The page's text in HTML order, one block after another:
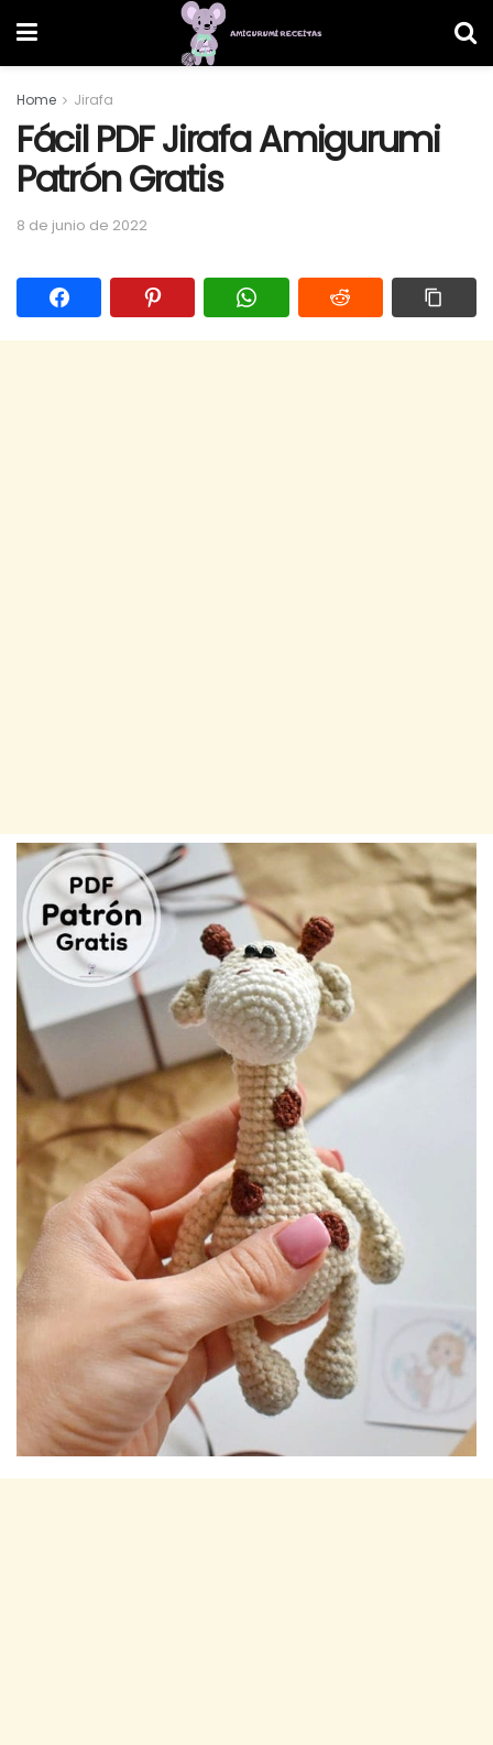
Home Jirafa
Fácil PDF Jirafa Amigurumi
Patrón Gratis
8 de junio de 2022